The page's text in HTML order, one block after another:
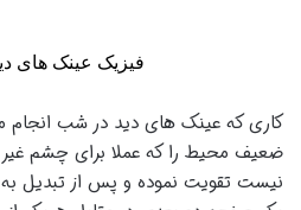
فیزیک عینک های
کاری که عینک های دید در شب انجام
ضعیف محیط را که عملا برای چشم
نیست تقویت نموده و پس از تبدیل